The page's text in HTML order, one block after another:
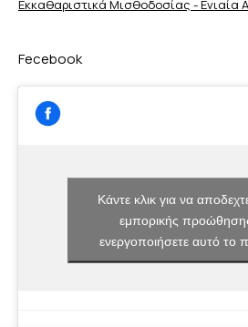
Εκκαθαριστικά Μισθοδοσίας - Ενιαία
Fecebook
Κάντε κλικ για να
εμπορικής
ενεργοποιήσετε αυτό το